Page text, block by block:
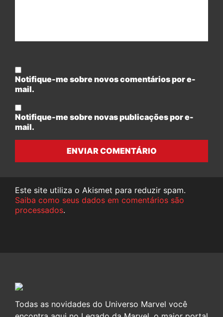
Notifique-me sobre novos comentários por e-
mail.
Notifique-me sobre novas publicações por e-
mail.
ENVIAR COMENTÁRIO
Este site utiliza o Akismet para reduzir spam.
Saiba como seus dados em comentários são
processados.
Todas as novidades do Universo Marvel você